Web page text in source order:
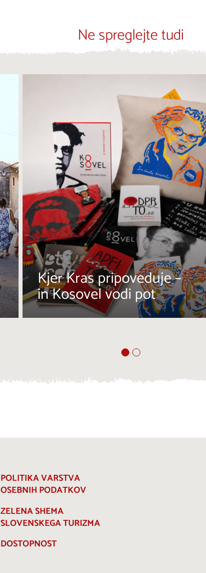
Ne spreglejte tudi
Kjer Kras pripoveduje –
in Kosovel vodi pot
POLITIKA VARSTVA
OSEBNIH PODATKOV
ZELENA SHEMA
SLOVENSKEGA TURIZMA
DOSTOPNOST